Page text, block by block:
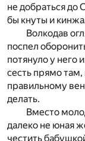
не добратьсядо
бы кнуты и
Волкодав
поспел
потянуло у него
сесть прямо там,
правильному
делать.
Вместо
далеко не юная
чес­тить